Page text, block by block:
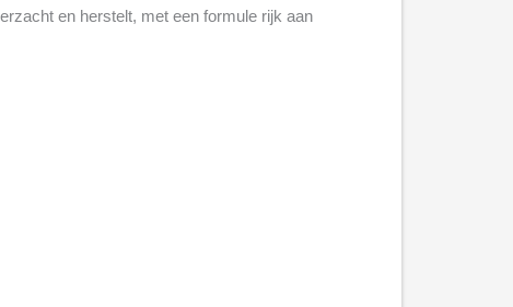
en herstelt, met een formule rijk aan